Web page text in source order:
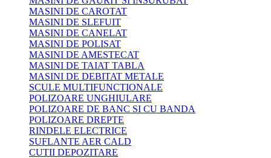
MASINI DE CAROTAT
MASINI DE SLEFUIT
MASINI DE CANELAT
MASINI DE POLISAT
MASINI DE AMESTECAT
MASINI DE TAIAT TABLA
MASINI DE DEBITAT METALE
SCULE MULTIFUNCTIONALE
POLIZOARE UNGHIULARE
POLIZOARE DE BANC SI CU BANDA
POLIZOARE DREPTE
RINDELE ELECTRICE
SUFLANTE AER CALD
CUTII DEPOZITARE